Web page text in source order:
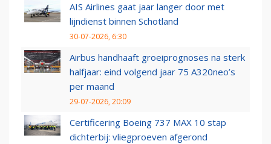
AIS Airlines gaat jaar langer door met
lijndienst binnen Schotland
30-07-2026, 6:30
Airbus handhaaft groeiprognoses na sterk
halfjaar: eind volgend jaar 75 A320neo’s
per maand
29-07-2026, 20:09
Certificering Boeing 737 MAX 10 stap
dichterbij: vliegproeven afgerond